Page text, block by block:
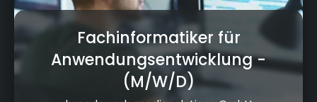
Fachinformatiker für
Anwendungsentwicklung-
(M/W/D)